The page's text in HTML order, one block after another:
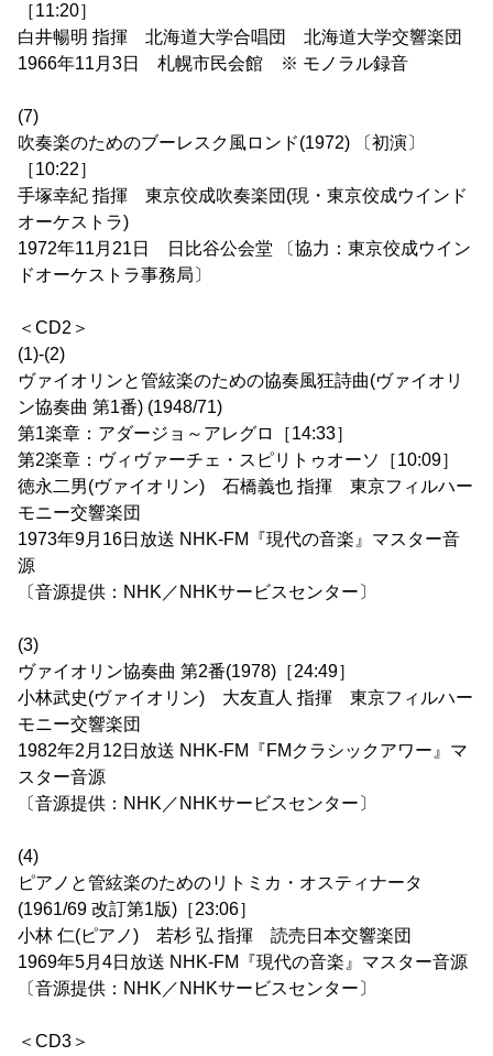
［11:20］
白井暢明 指揮 北海道大学合唱団 北海道大学交響楽団
1966年11月3日 札幌市民会館 ※ モノラル録音
(7)
吹奏楽のためのブーレスク風ロンド(1972) 〔初演〕
［10:22］
手塚幸紀 指揮 東京佼成吹奏楽団(現・東京佼成ウインド
オーケストラ)
1972年11月21日 日比谷公会堂 〔協力：東京佼成ウイン
ドオーケストラ事務局〕
＜CD2＞
(1)-(2)
ヴァイオリンと管絃楽のための協奏風狂詩曲(ヴァイオリ
ン協奏曲 第1番) (1948/71)
第1楽章：アダージョ～アレグロ［14:33］
第2楽章：ヴィヴァーチェ・スピリトゥオーソ［10:09］
徳永二男(ヴァイオリン) 石橋義也 指揮 東京フィルハー
モニー交響楽団
1973年9月16日放送 NHK-FM『現代の音楽』マスター音
源
〔音源提供：NHK／NHKサービスセンター〕
(3)
ヴァイオリン協奏曲 第2番(1978)［24:49］
小林武史(ヴァイオリン) 大友直人 指揮 東京フィルハー
モニー交響楽団
1982年2月12日放送 NHK-FM『FMクラシックアワー』マ
スター音源
〔音源提供：NHK／NHKサービスセンター〕
(4)
ピアノと管絃楽のためのリトミカ・オスティナータ
(1961/69 改訂第1版)［23:06］
小林 仁(ピアノ) 若杉 弘 指揮 読売日本交響楽団
1969年5月4日放送 NHK-FM『現代の音楽』マスター音源
〔音源提供：NHK／NHKサービスセンター〕
＜CD3＞